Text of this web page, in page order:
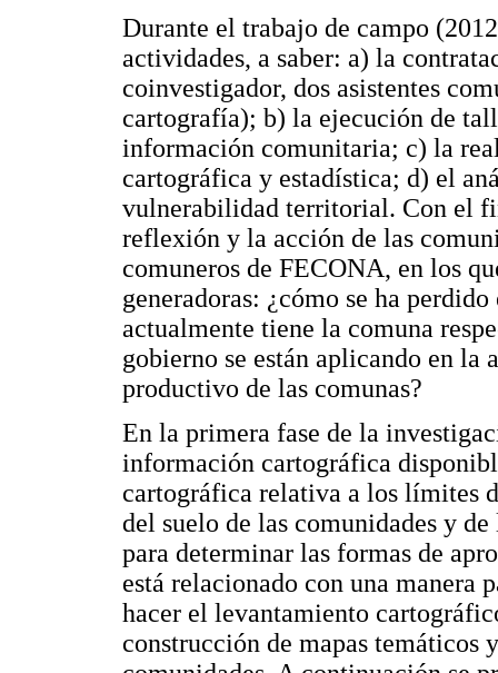
Durante el trabajo de campo
actividades, a saber: a) la
coinvestigador, dos asistentes
cartografía); b) la ejecución de
información comunitaria; c) la
cartográfica y estadística; d) el
vulnerabilidad territorial. Con el
reflexión y la acción de las
comuneros de FECONA, en los
generadoras: ¿cómo se ha
actualmente tiene la comuna
gobierno se están aplicando en
productivo de las comunas?
En la primera fase de la
información cartográfica
cartográfica relativa a los límites
del suelo de las comunidades y
para determinar las formas de
está relacionado con una
hacer el levantamiento
construcción de mapas